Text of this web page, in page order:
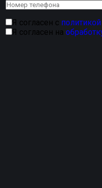
Я согласен с
Я согласен на